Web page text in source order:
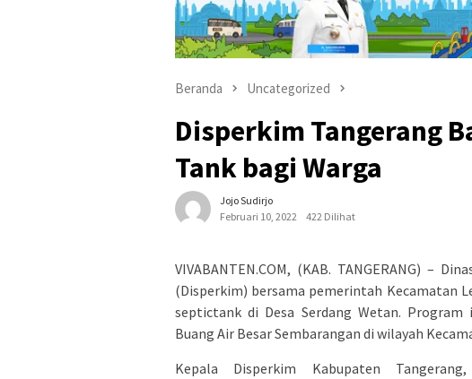
Beranda Uncategorized
Disperkim Tangerang
Tank bagi Warga
Jojo Sudirjo
Februari 10, 2022
422 Dilihat
VIVABANTEN.COM, (KAB. TANGERANG) –
(Disperkim) bersama pemerintah Kecamatan
septictank di Desa Serdang Wetan.
Buang Air Besar Sembarangan di wilayah
Kepala Disperkim Kabupaten